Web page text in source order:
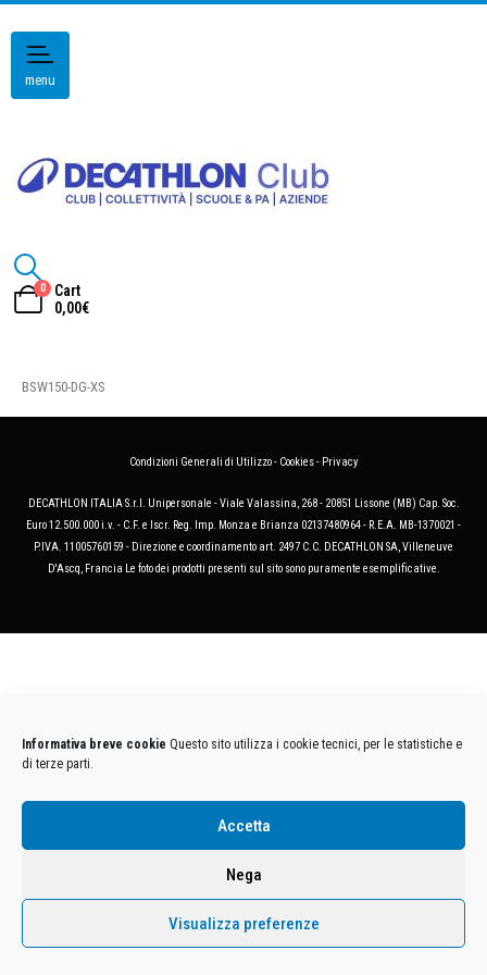
Informativa breve cookie Questo sito utilizza i cookie tecnici, per le statistiche e
di terze parti.
Accetta
Nega
Visualizza preferenze
menu
0
Cart
0,00€
BSW150-DG-XS
Condizioni Generali di Utilizzo- Cookies- Privacy
DECATHLON ITALIA S.r.l. Unipersonale - Viale Valassina, 268 - 20851 Lissone (MB) Cap. Soc.
Euro 12.500.000 i.v. - C.F. e Iscr. Reg. Imp. Monza e Brianza 02137480964 - R.E.A. MB-1370021 -
P.IVA. 11005760159 - Direzione e coordinamento art. 2497 C.C. DECATHLON SA, Villeneuve
D'Ascq, Francia Le foto dei prodotti presenti sul sito sono puramente esemplificative.